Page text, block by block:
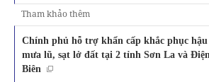
Tham khảo thêm
Chính phủ hỗ trợ khẩn cấp khắc phục
mưa lũ, sạt lở đất tại 2 tỉnh Sơn La và Điện
Biên